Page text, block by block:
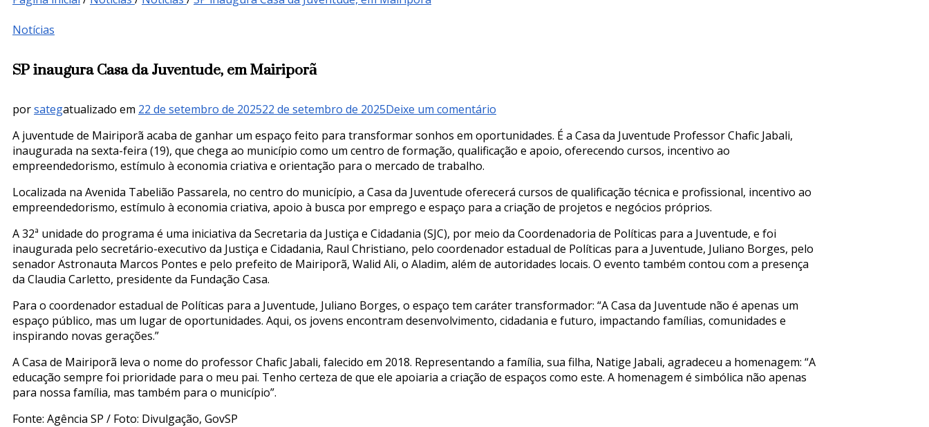
Notícias
SP inaugura Casa da Juventude, em Mairiporã
porsategatualizado em 22 de setembro de 202522 de setembro de 2025Deixe um comentário
inaugura
Casa
Juventude,
em
Mairiporã
A juventude de Mairiporã acaba de ganhar um espaço feito para transformar sonhos em oportunidades. É a Casa da Juventude Professor Chafic Jabali,
inaugurada na sexta-feira (19), que chega ao município como um centro de formação, qualificação e apoio, oferecendo cursos, incentivo ao
empreendedorismo, estímulo à economia criativa e orientação para o mercado de trabalho.
Localizada na Avenida Tabelião Passarela, no centro do município, a Casa da Juventude oferecerá cursos de qualificação técnica e profissional, incentivo ao
empreendedorismo, estímulo à economia criativa, apoio à busca por emprego e espaço para a criação de projetos e negócios próprios.
A 32ª unidade do programa é uma iniciativa da Secretaria da Justiça e Cidadania (SJC), por meio da Coordenadoria de Políticas para a Juventude, e foi
inaugurada pelo secretário-executivo da Justiça e Cidadania, Raul Christiano, pelo coordenador estadual de Políticas para a Juventude, Juliano Borges, pelo
senador Astronauta Marcos Pontes e pelo prefeito de Mairiporã, Walid Ali, o Aladim, além de autoridades locais. O evento também contou com a presença
da Claudia Carletto, presidente da Fundação Casa.
Para o coordenador estadual de Políticas para a Juventude, Juliano Borges, o espaço tem caráter transformador: “A Casa da Juventude não é apenas um
espaço público, mas um lugar de oportunidades. Aqui, os jovens encontram desenvolvimento, cidadania e futuro, impactando famílias, comunidades e
inspirando novas gerações.”
A Casa de Mairiporã leva o nome do professor Chafic Jabali, falecido em 2018. Representando a família, sua filha, Natige Jabali, agradeceu a homenagem: “A
educação sempre foi prioridade para o meu pai. Tenho certeza de que ele apoiaria a criação de espaços como este. A homenagem é simbólica não apenas
para nossa família, mas também para o município”.
Fonte: Agência SP / Foto: Divulgação, GovSP